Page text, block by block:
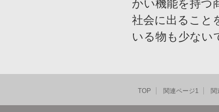
かい機能を持つ
社会に出ること
いる物も少ない
TOP 関連ページ1 関